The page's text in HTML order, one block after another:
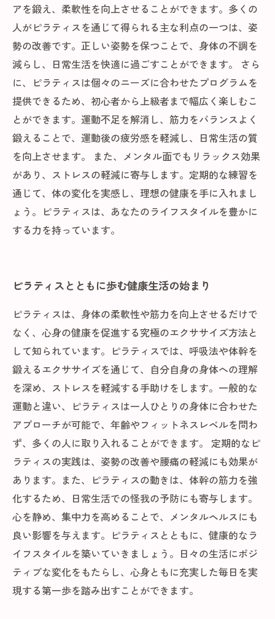
アを鍛え、柔軟性を向上させることができます。多くの
人がピラティスを通じて得られる主な利点の一つは、姿
勢の改善です。正しい姿勢を保つことで、身体の不調を
減らし、日常生活を快適に過ごすことができます。 さら
に、ピラティスは個々のニーズに合わせたプログラムを
提供できるため、初心者から上級者まで幅広く楽しむこ
とができます。運動不足を解消し、筋力をバランスよく
鍛えることで、運動後の疲労感を軽減し、日常生活の質
を向上させます。 また、メンタル面でもリラックス効果
があり、ストレスの軽減に寄与します。定期的な練習を
通じて、体の変化を実感し、理想の健康を手に入れまし
ょう。ピラティスは、あなたのライフスタイルを豊かに
する力を持っています。
ピラティスとともに歩む健康生活の始まり
ピラティスは、身体の柔軟性や筋力を向上させるだけで
なく、心身の健康を促進する究極のエクササイズ方法と
して知られています。ピラティスでは、呼吸法や体幹を
鍛えるエクササイズを通じて、自分自身の身体への理解
を深め、ストレスを軽減する手助けをします。一般的な
運動と違い、ピラティスは一人ひとりの身体に合わせた
アプローチが可能で、年齢やフィットネスレベルを問わ
ず、多くの人に取り入れることができます。 定期的なピ
ラティスの実践は、姿勢の改善や腰痛の軽減にも効果が
あります。また、ピラティスの動きは、体幹の筋力を強
化するため、日常生活での怪我の予防にも寄与します。
心を静め、集中力を高めることで、メンタルヘルスにも
良い影響を与えます。ピラティスとともに、健康的なラ
イフスタイルを築いていきましょう。日々の生活にポジ
ティブな変化をもたらし、心身ともに充実した毎日を実
現する第一歩を踏み出すことができます。